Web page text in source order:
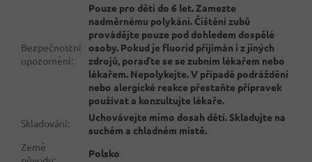
Bezpečnostní
upozornění:
Pouze pro děti do 6 let. Zamezte
nadměrnému polykání. Čištění zubů
provádějte pouze pod dohledem dospělé
osoby. Pokud je fluorid přijímán i z jiných
zdrojů, poraďte se se zubním lékařem nebo
lékařem. Nepolykejte. V případě podráždění
nebo alergické reakce přestaňte přípravek
používat a konzultujte lékaře.
Skladování:
Uchovávejte mimo dosah dětí. Skladujte na
suchém a chladném místě.
Země
Polsko